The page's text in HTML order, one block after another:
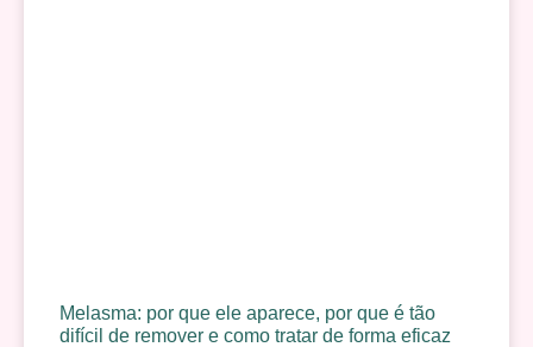
Melasma: por que ele aparece, por que é tão
difícil de remover e como tratar de forma eficaz